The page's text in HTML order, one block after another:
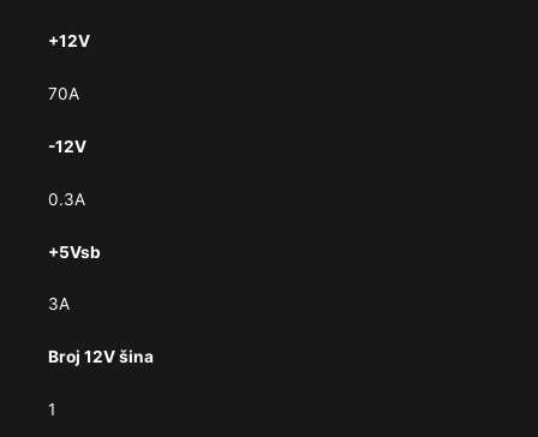
+12V
70A
-12V
0.3A
+5Vsb
3A
Broj 12V šina
1